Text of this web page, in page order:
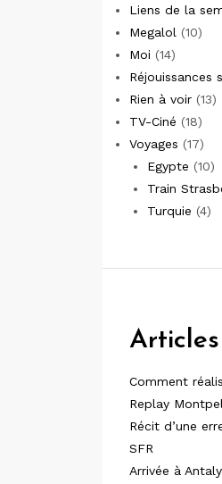
Liens de la
Megalol (10)
Moi (14)
Réjouissances
Rien à voir (13)
TV-Ciné (18)
Voyages (17)
Egypte (10)
Train
Turquie (4)
Comment
Replay
Récit d’une
SFR
Arrivée à